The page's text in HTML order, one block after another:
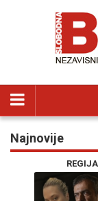
Najnovije
REGIJA